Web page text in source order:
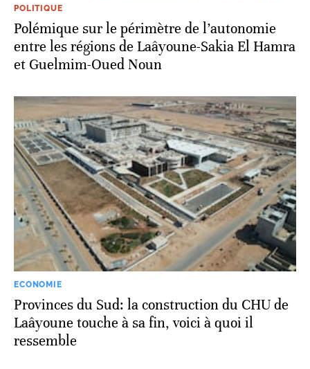
POLITIQUE
Polémique sur le périmètre de l’autonomie
entre les régions de Laâyoune-Sakia El Hamra
et Guelmim-Oued Noun
ECONOMIE
Provinces du Sud: la construction du CHU de
Laâyoune touche à sa fin, voici à quoi il
ressemble